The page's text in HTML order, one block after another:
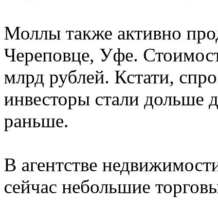
Моллы также активно
Череповце, Уфе.
млрд рублей. Кстати,
инвесторы стали дольше
раньше.
В агентстве
сейчас небольшие